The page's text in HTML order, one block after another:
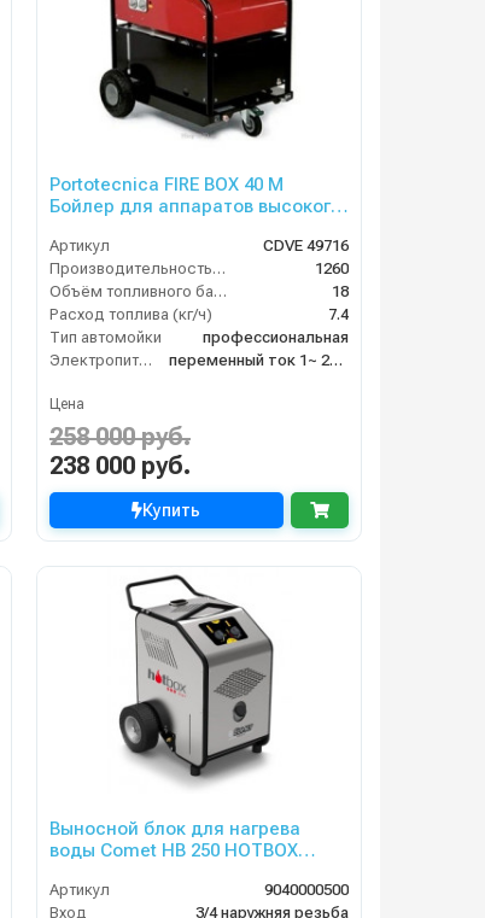
Portotecnica FIRE BOX 40 M
Бойлер для аппаратов высокого
Артикул
CDVE 49716
Производительность (л/ч)
1260
Объём топливного бака (л)
18
Расход топлива (кг/ч)
7.4
Тип автомойки
профессиональная
Электропитание
переменный ток 1~ 230 В/ 50 Гц
Цена
258 000 руб.
238 000 руб.
Купить
Выносной блок для нагрева
воды Comet HB 250 HOTBOX
Артикул
9040000500
Вход
3/4 наружняя резьба